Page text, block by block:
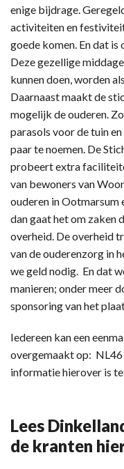
enige bijdrage.
activiteiten en
goede komen. En dat
Deze gezellige
kunnen doen, worden
Daarnaast maakt de
mogelijk de ouderen.
parasols voor de tuin
paar te noemen. De
probeert extra
van bewoners van
ouderen in Ootmarsum
dan gaat het om zaken
overheid. De overheid
van de ouderenzorg in
we geld nodig. En dat
manieren; onder meer
sponsoring van het
Iedereen kan een
overgemaakt op:
informatie hierover is
Lees
de kranten